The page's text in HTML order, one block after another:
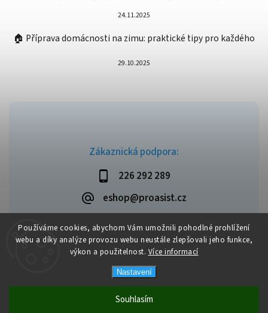
Používáme cookies, abychom Vám umožnili pohodlné prohlížení
webu a díky analýze provozu webu neustále zlepšovali jeho funkce,
výkon a použitelnost. Více informací
Nastavení
Souhlasím
Zákaznická podpora:
226 292 289
eshop@proasist.cz
24.11.2025
🏠 Příprava domácnosti na zimu: praktické tipy pro každého
29.10.2025
Copyright 2026ProAsist. Všechna práva vyhrazena.
VytvořilShoptet| Design